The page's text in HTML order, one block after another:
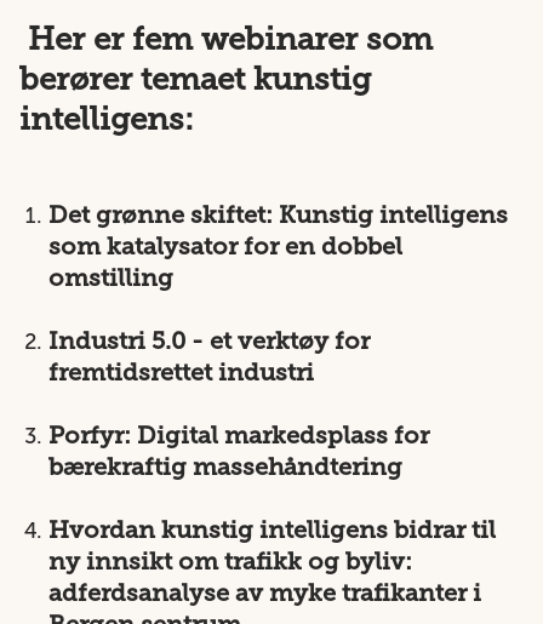
Her er fem webinarer som
berører temaet kunstig
intelligens:
Det grønne skiftet: Kunstig intelligens
som katalysator for en dobbel
omstilling
Industri 5.0 - et verktøy for
fremtidsrettet industri
Porfyr: Digital markedsplass for
bærekraftig massehåndtering
Hvordan kunstig intelligens bidrar til
ny innsikt om trafikk og byliv:
adferdsanalyse av myke trafikanter i